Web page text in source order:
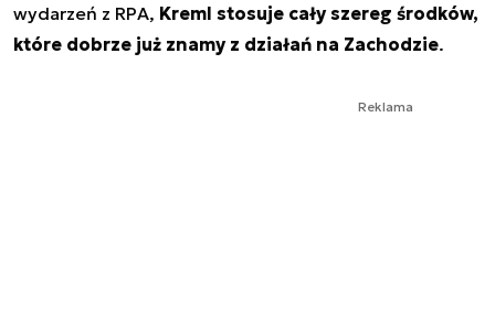
wydarzeń z RPA, Kreml stosuje cały szereg środków,
które dobrze już znamy z działań na Zachodzie.
Reklama